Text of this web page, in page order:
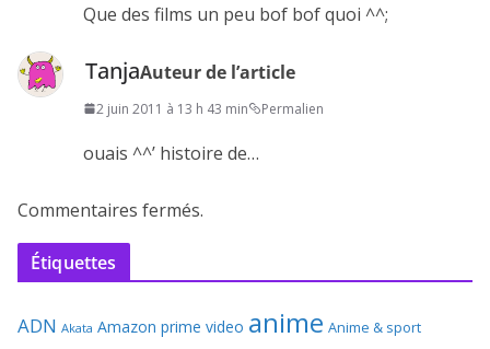
Que des films un peu bof bof quoi ^^;
TanjaAuteur de l’article
2 juin 2011 à 13 h 43 min Permalien
ouais ^^’ histoire de…
Commentaires fermés.
Étiquettes
ADN Akata Amazon prime video anime Anime & sport